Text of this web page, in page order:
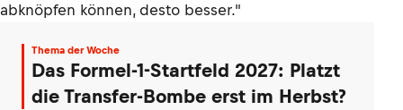
abknöpfen können, desto besser."
Thema der Woche
Das Formel-1-Startfeld 2027: Platzt
die Transfer-Bombe erst im Herbst?